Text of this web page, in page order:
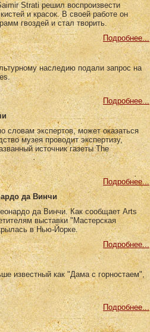
Strati решил воспроизвести
и красок. В своей работе он
гвоздей и стал творить.
Подробнее...
наследию подали запрос на
Подробнее...
словам экспертов, может оказаться
музея проводит экспертизу,
источник газеты The
Подробнее...
да Винчи
да Винчи. Как сообщает Arts
выставки "Мастерская
в Нью-Йорке.
Подробнее...
известный как "Дама с горностаем",
Подробнее...